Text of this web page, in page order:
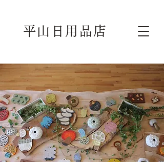
平山日用品店